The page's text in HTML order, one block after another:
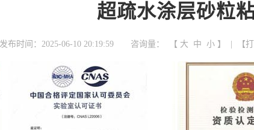
超疏水涂层砂粒
布时间：2025-06-10 20:19:59 咨询量： 【 大 中 小 】 | 【